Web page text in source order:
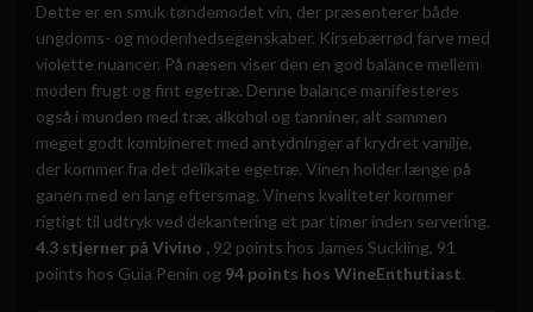
Dette er en smuk tøndemodet vin, der præsenterer både
ungdoms- og modenhedsegenskaber. Kirsebærrød farve med
violette nuancer. På næsen viser den en god balance mellem
moden frugt og fint egetræ. Denne balance manifesteres
også i munden med træ, alkohol og tanniner, alt sammen
meget godt kombineret med antydninger af krydret vanilje,
der kommer fra det delikate egetræ. Vinen holder længe på
ganen med en lang eftersmag. Vinens kvaliteter kommer
rigtigt til udtryk ved dekantering et par timer inden servering.
4.3 stjerner på Vivino , 92 points hos James Suckling, 91
points hos Guia Penin og 94 points hos WineEnthutiast.